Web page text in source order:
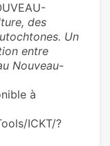
des
Un
entre
Nouveau-
à
ICKT/?